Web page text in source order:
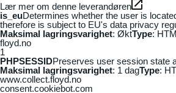
Lær mer om denne leverandøren
is_euDetermines whether the user is
therefore is subject to EU's data privacy
Maksimal lagringsvarighet: ØktType:
floyd.no
1
PHPSESSIDPreserves user session state
Maksimal lagringsvarighet: 1 dagType:
www.collect.floyd.no
consent.cookiebot.com